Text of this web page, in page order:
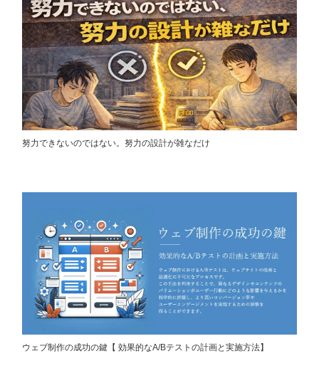
努力できないのではない。努力の設計が雑なだけ
ウェブ制作の成功の鍵【 効果的なA/Bテストの計画と実施方法】